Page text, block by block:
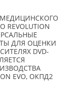
ДЛЯ ОЦЕНКИ
DVD-
EVO, ОКПД2